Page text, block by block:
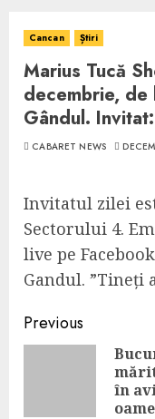
Cancan Știri
Marius Tucă
decembrie,
Gândul.
CABARET NEWS
Invitatul zilei
Sectorului 4.
live pe
Gandul. ”Tineți
Continue
Reading
Previous
în